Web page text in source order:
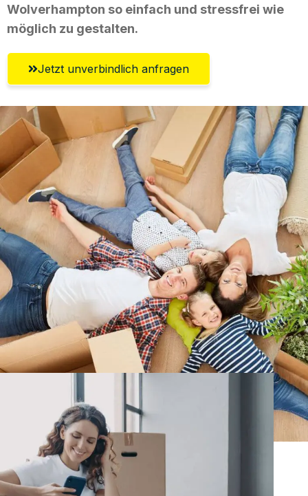
Wolverhampton so einfach und stressfrei wie
möglich zu gestalten.
Jetzt unverbindlich anfragen